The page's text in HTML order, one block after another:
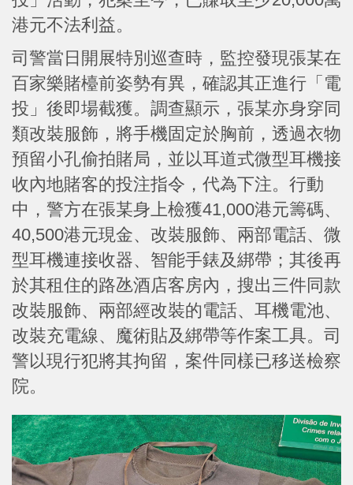
港元不法利益。
司警當日開展特別巡查時，監控發現張某在
百家樂賭檯前姿勢有異，確認其正進行「電
投」後即場截獲。調查顯示，張某亦身穿同
類改裝服飾，將手機固定於胸前，透過衣物
預留小孔偷拍賭局，並以耳道式微型耳機接
收內地賭客的投注指令，代為下注。行動
中，警方在張某身上檢獲41,000港元籌碼、
40,500港元現金、改裝服飾、兩部電話、微
型耳機連接收器、智能手錶及綁帶；其後再
於其租住的路氹酒店客房內，搜出三件同款
改裝服飾、兩部經改裝的電話、耳機電池、
改裝充電線、魔術貼及綁帶等作案工具。司
警以現行犯將其拘留，案件同樣已移送檢察
院。